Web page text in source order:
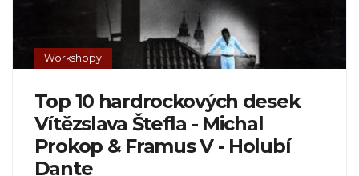
Workshopy
Top 10 hardrockových desek
Vítězslava Štefla - Michal
Prokop & Framus V - Holubí
Dante